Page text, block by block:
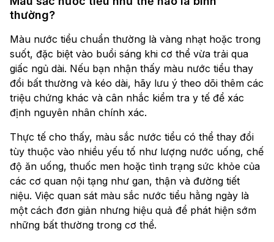
thường?
Màu nước tiểu chuẩn thường là vàng nhạt hoặc trong
suốt, đặc biệt vào buổi sáng khi cơ thể vừa trải qua
giấc ngủ dài. Nếu bạn nhận thấy màu nước tiểu thay
đổi bất thường và kéo dài, hãy lưu ý theo dõi thêm các
triệu chứng khác và cân nhắc kiểm tra y tế để xác
định nguyên nhân chính xác.
Thực tế cho thấy, màu sắc nước tiểu có thể thay đổi
tùy thuộc vào nhiều yếu tố như lượng nước uống, chế
độ ăn uống, thuốc men hoặc tình trạng sức khỏe của
các cơ quan nội tạng như gan, thận và đường tiết
niệu. Việc quan sát màu sắc nước tiểu hằng ngày là
một cách đơn giản nhưng hiệu quả để phát hiện sớm
những bất thường trong cơ thể.